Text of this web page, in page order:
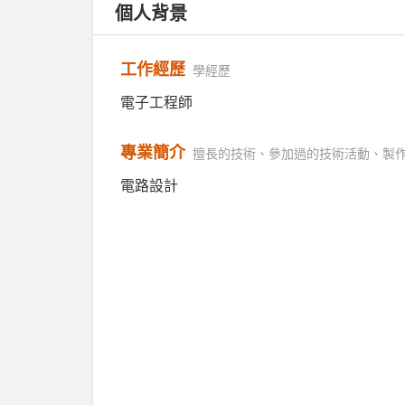
個人背景
工作經歷 學經歷
電子工程師
專業簡介 擅長的技術、參加過的技術活動、製
電路設計